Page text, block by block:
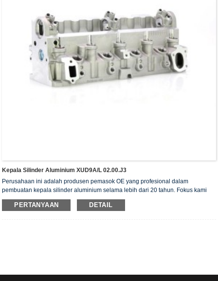
Kepala Silinder Aluminium XUD9A/L 02.00.J3
Perusahaan ini adalah produsen pemasok OE yang profesional dalam
pembuatan kepala silinder aluminium selama lebih dari 20 tahun. Fokus kami
adalah pada kualitas dan layanan. Kepala silinder kami telah memperoleh
sertifikat otentikasi ISO16949, "Kepala silinder dengan penyegelan tinggi",
PERTANYAAN DETAIL